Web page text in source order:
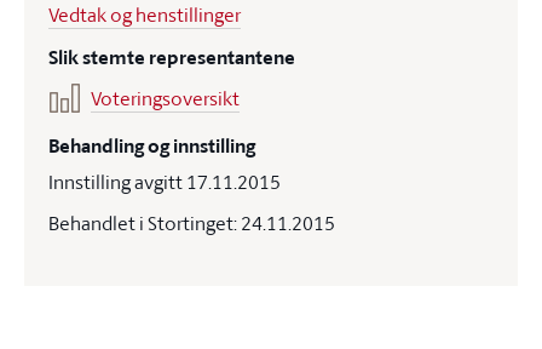
Vedtak og henstillinger
Slik stemte representantene
Voteringsoversikt
Behandling og innstilling
Innstilling avgitt 17.11.2015
Behandlet i Stortinget: 24.11.2015